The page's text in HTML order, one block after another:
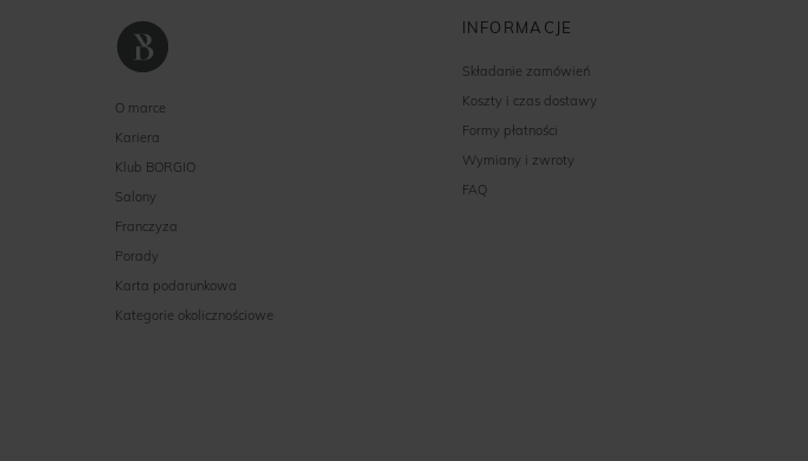
O marce
Kariera
Klub BORGIO
Salony
Franczyza
Porady
Karta podarunkowa
Kategorie okolicznościowe
INFORMACJE
Składanie zamówień
Koszty i czas dostawy
Formy płatności
Wymiany i zwroty
FAQ